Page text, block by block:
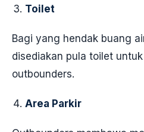
Toilet
Bagi yang hendak buang
disediakan pula toilet
outbounders.
Area Parkir